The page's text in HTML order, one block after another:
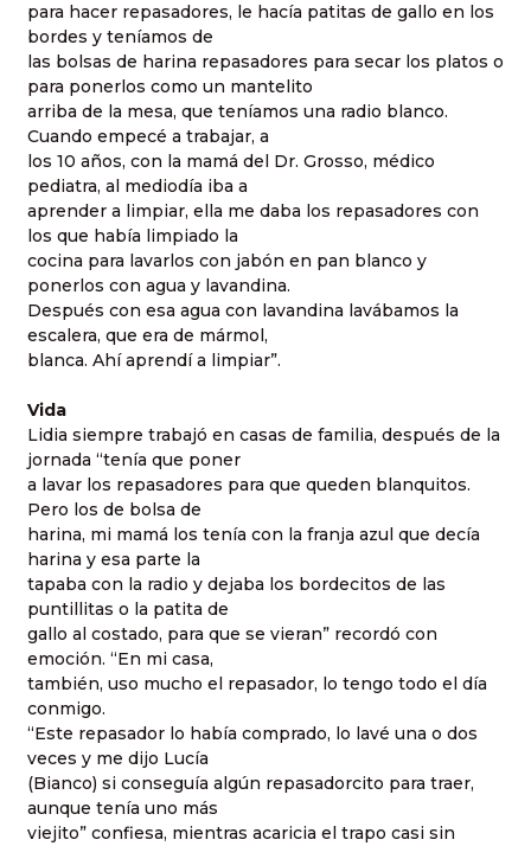
para hacer repasadores, le hacía patitas de gallo en los
bordes y teníamos de
las bolsas de harina repasadores para secar los platos o
para ponerlos como un mantelito
arriba de la mesa, que teníamos una radio blanco.
Cuando empecé a trabajar, a
los 10 años, con la mamá del Dr. Grosso, médico
pediatra, al mediodía iba a
aprender a limpiar, ella me daba los repasadores con
los que había limpiado la
cocina para lavarlos con jabón en pan blanco y
ponerlos con agua y lavandina.
Después con esa agua con lavandina lavábamos la
escalera, que era de mármol,
blanca. Ahí aprendí a limpiar”.
Vida
Lidia siempre trabajó en casas de familia, después de la
jornada “tenía que poner
a lavar los repasadores para que queden blanquitos.
Pero los de bolsa de
harina, mi mamá los tenía con la franja azul que decía
harina y esa parte la
tapaba con la radio y dejaba los bordecitos de las
puntillitas o la patita de
gallo al costado, para que se vieran” recordó con
emoción. “En mi casa,
también, uso mucho el repasador, lo tengo todo el día
conmigo.
“Este repasador lo había comprado, lo lavé una o dos
veces y me dijo Lucía
(Bianco) si conseguía algún repasadorcito para traer,
aunque tenía uno más
viejito” confiesa, mientras acaricia el trapo casi sin